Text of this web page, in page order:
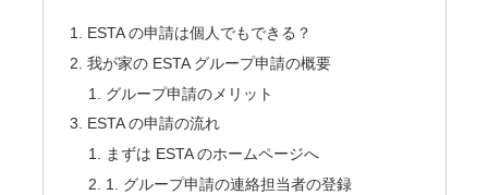
ESTA の申請は個人でもできる？
我が家の ESTA グループ申請の概要
グループ申請のメリット
ESTA の申請の流れ
まずは ESTA のホームページへ
1. グループ申請の連絡担当者の登録